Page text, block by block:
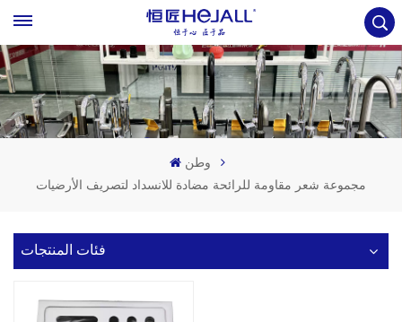
وطن
مجموعة شعر مقاومة للرائحة مضادة للانسداد لتصريف الأرضيات
فئات المنتجات